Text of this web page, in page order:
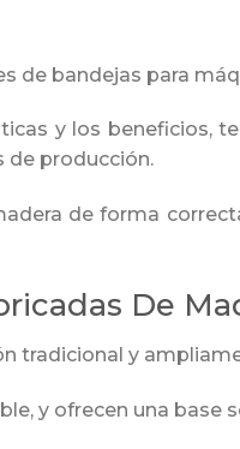
de bandejas para
y los beneficios,
de producción.
de forma
De
tradicional y
y ofrecen una base